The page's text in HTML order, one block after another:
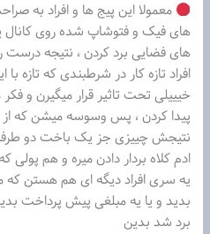
معمولا این پیج ها و افراد به
های فیک و فتوشاپ شده روی کانال
های فضایی برد کردن ، نتیجه
افراد تازه کار در شرطبندی که تازه با
خیییلی تحت تاثیر قرار میگیرن و
پیدا کردن ، پس وسوسه میشن که از
نتیجش چییزی جز یک باخت دو
ادم کلاه بردار دادن میره و هم
یه سری افراد دیگه ای هم هستن که
بدید و یا یه مبلغی پیش پرداخت
برد شد بدین